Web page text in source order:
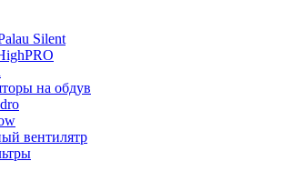
Silent
на обдув
вентилятр